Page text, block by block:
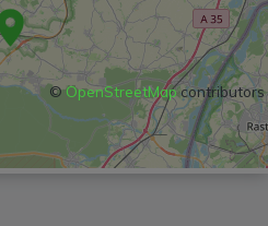
©OpenStreetMapcontributors